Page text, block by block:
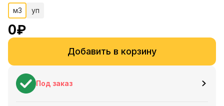
м3 уп
0₽
Добавить в корзину
Под заказ